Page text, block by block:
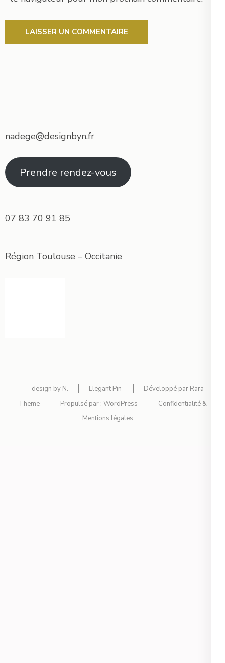
nadege@designbyn.fr
Prendre rendez-vous
07 83 70 91 85
Région Toulouse – Occitanie
design by N. Elegant Pin Développé par Rara
Theme
Propulsé par : WordPress
Confidentialité &
Mentions légales